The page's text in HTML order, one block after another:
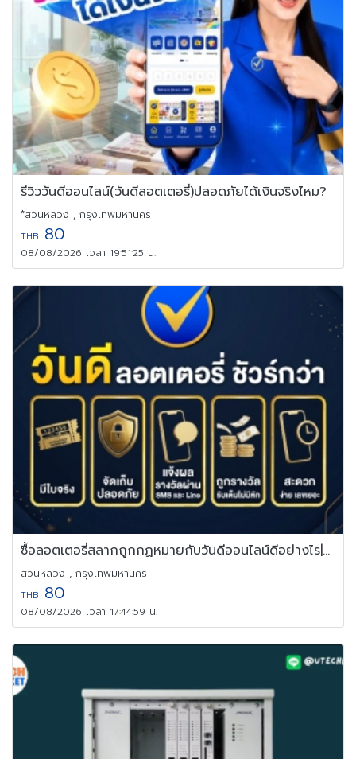
รีวิววันดีออนไลน์(วันดีลอตเตอรี่)ปลอดภัยได้เงินจริงไหม?
*สวนหลวง , กรุงเทพมหานคร
THB 80
08/08/2026 เวลา 19:51:25 น.
ซื้อลอตเตอรี่สลากถูกกฏหมายกับวันดีออนไลน์ดีอย่างไร|Vandee Online
สวนหลวง , กรุงเทพมหานคร
THB 80
08/08/2026 เวลา 17:44:59 น.